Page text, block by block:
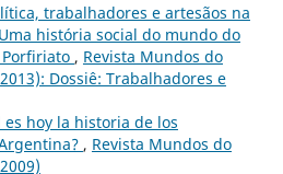
trabalhadores e artesãos na
história social do mundo do
, Revista Mundos do
Dossiê: Trabalhadores e
es hoy la historia de los
, Revista Mundos do